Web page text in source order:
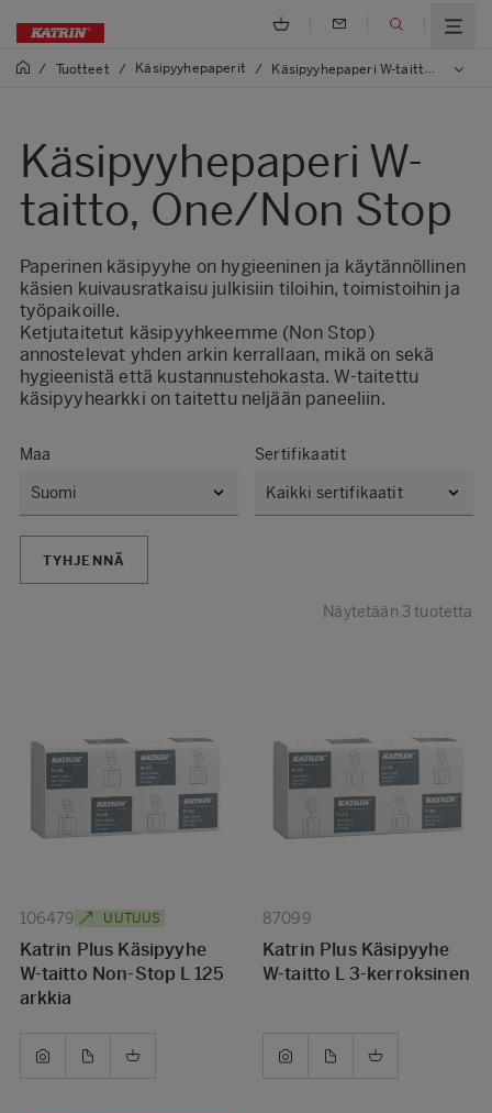
/ Tuotteet / Käsipyyhepaperit / Käsipyyhepaperi W-taitto, One/Non Stop
Käsipyyhepaperi W-
taitto, One/Non Stop
Paperinen käsipyyhe on hygieeninen ja käytännöllinen
käsien kuivausratkaisu julkisiin tiloihin, toimistoihin ja
työpaikoille.
Ketjutaitetut käsipyyhkeemme (Non Stop)
annostelevat yhden arkin kerrallaan, mikä on sekä
hygieenistä että kustannustehokasta. W-taitettu
käsipyyhearkki on taitettu neljään paneeliin.
Maa Sertifikaatit
TYHJENNÄ
Näytetään 3 tuotetta
106479 UUTUUS
Katrin Plus Käsipyyhe
W-taitto Non-Stop L 125
arkkia
87099
Katrin Plus Käsipyyhe
W-taitto L 3-kerroksinen